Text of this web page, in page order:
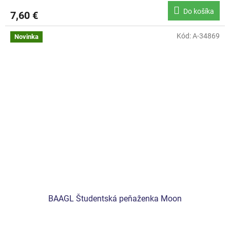
7,60 € Do košíka
Novinka
BAAGL Študentská peňaženka Moon
Kód:A-34869